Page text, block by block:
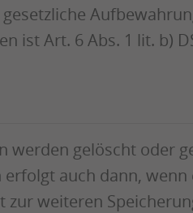
ist Art. 6 Abs. 1 lit. b)
werden gelöscht oder
erfolgt auch dann,
zur weiteren